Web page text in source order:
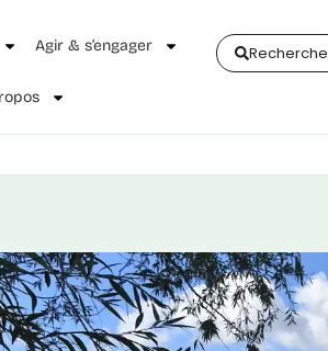
Agir & s’engager Recherche